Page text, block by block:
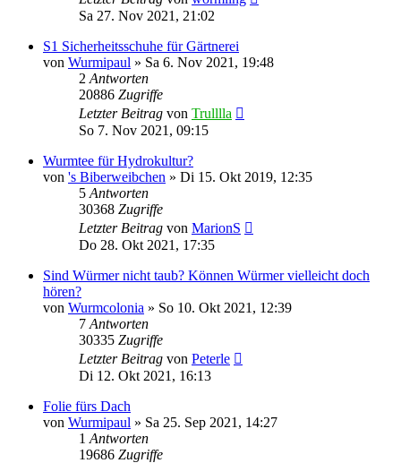
Sa 27. Nov 2021, 21:02
S1 Sicherheitsschuhe für Gärtnerei
von Wurmipaul » Sa 6. Nov 2021, 19:48
2 Antworten
20886 Zugriffe
Letzter Beitrag von Trulllla
So 7. Nov 2021, 09:15
Wurmtee für Hydrokultur?
von 's Biberweibchen » Di 15. Okt 2019, 12:35
5 Antworten
30368 Zugriffe
Letzter Beitrag von MarionS
Do 28. Okt 2021, 17:35
Sind Würmer nicht taub? Können Würmer vielleicht doch
hören?
von Wurmcolonia » So 10. Okt 2021, 12:39
7 Antworten
30335 Zugriffe
Letzter Beitrag von Peterle
Di 12. Okt 2021, 16:13
Folie fürs Dach
von Wurmipaul » Sa 25. Sep 2021, 14:27
1 Antworten
19686 Zugriffe